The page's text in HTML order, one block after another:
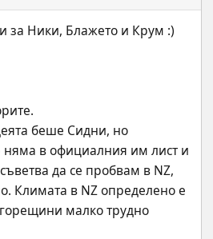
беше Сидни, но
в официалния им лист и
да се пробвам в NZ,
Климата в NZ определено е
малко трудно